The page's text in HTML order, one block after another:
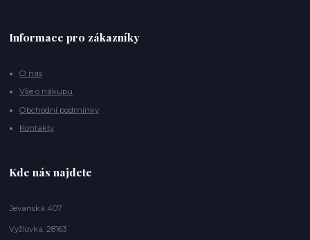
Informace pro zákazníky
O nás
Vše o nákupu
Obchodní podmínky
Kontakty
Kde nás najdete
Jevanská 407
Vyžlovka, 28163